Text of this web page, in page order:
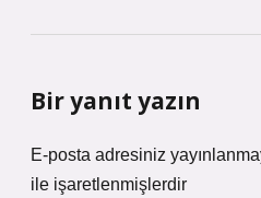
Bir yanıt yazın
E-posta adresiniz
ile işaretlenmişlerdir